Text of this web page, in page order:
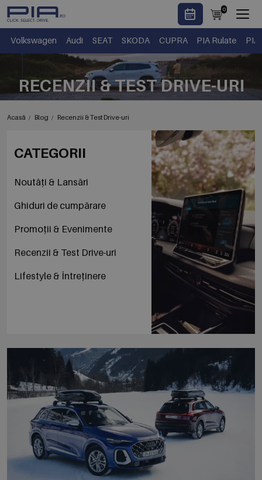
0
Volkswagen Audi SEAT SKODA CUPRA PIA Rulate PIA
RECENZII & TEST DRIVE-URI
Acasă Blog Recenzii & Test Drive-uri
CATEGORII
Noutăți & Lansări
Ghiduri de cumpărare
Promoții & Evenimente
Recenzii & Test Drive-uri
Lifestyle & Întreținere